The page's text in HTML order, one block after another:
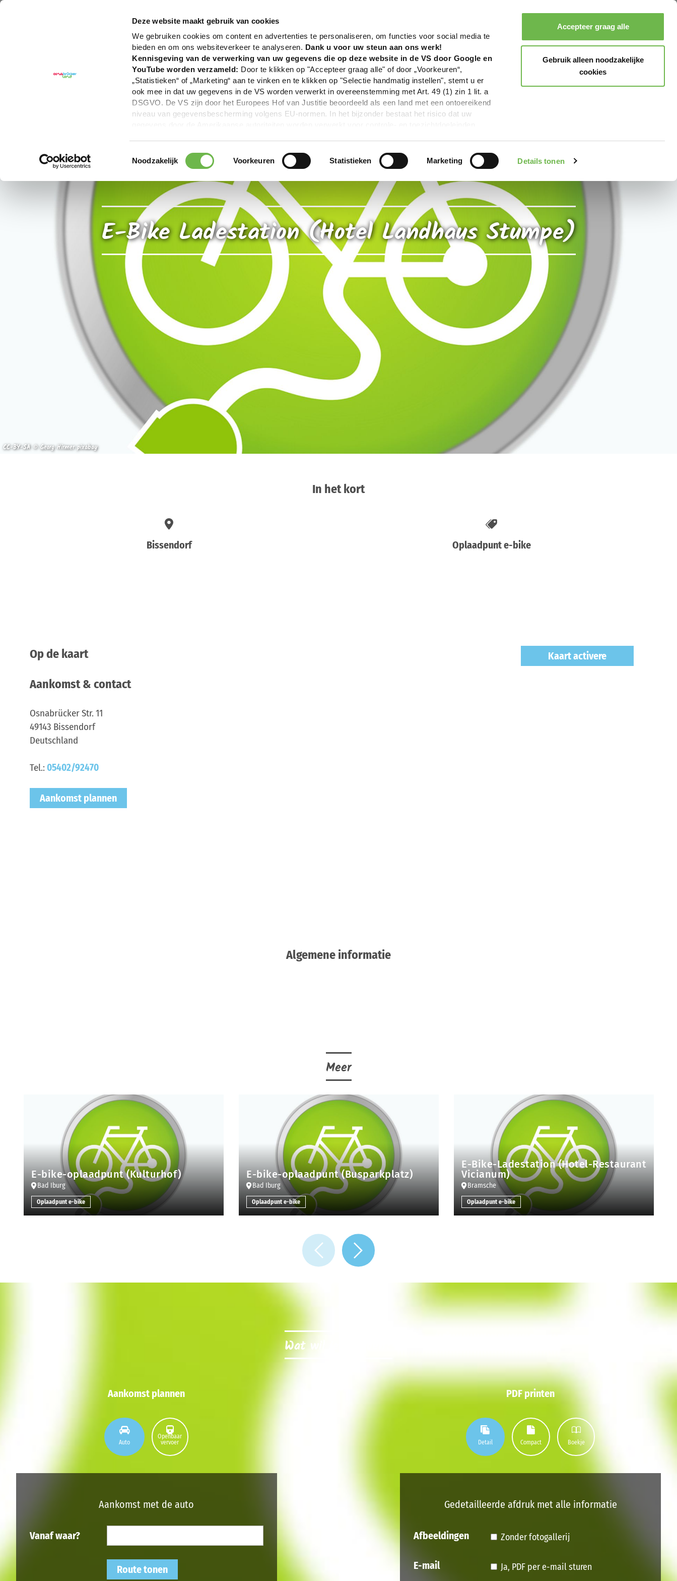
Deze website maakt gebruik van cookies
We gebruiken cookies om content en advertenties te personaliseren, om functies voor social media te
bieden en om ons websiteverkeer te analyseren. Dank u voor uw steun aan ons werk!
Kennisgeving van de verwerking van uw gegevens die op deze website in de VS door Google en
YouTube worden verzameld: Door te klikken op "Accepteer graag alle" of door „Voorkeuren“,
„Statistieken“ of „Marketing“ aan te vinken en te klikken op "Selectie handmatig instellen", stemt u er
ook mee in dat uw gegevens in de VS worden verwerkt in overeenstemming met Art. 49 (1) zin 1 lit. a
DSGVO. De VS zijn door het Europees Hof van Justitie beoordeeld als een land met een ontoereikend
niveau van gegevensbescherming volgens EU-normen. In het bijzonder bestaat het risico dat uw
overdracht niet plaatsvinden. Voor meer informatie, zie onze privacyverklaring.
We geven u hier graag meer gedetailleerde informatie:
|Impressum
Toestemmingsselectie
Noodzakelijk Voorkeuren Statistieken Marketing Details tonen
Accepteer graag alle
Gebruik alleen noodzakelijke
cookies
Boeken Menu
E-Bike Ladestation (Hotel Landhaus Stumpe)
CC-BY-SA © Georg Hirmer pixabay
In het kort
Bissendorf Oplaadpunt e-bike
Op de kaart
Aankomst & contact
Osnabrücker Str. 11
49143 Bissendorf
Deutschland
Tel.: 05402/92470
Aankomst plannen
Kaart activere
Algemene informatie
Meer
E-bike-oplaadpunt (Kulturhof)
Bad Iburg
Oplaadpunt e-bike
E-bike-oplaadpunt (Busparkplatz)
Bad Iburg
Oplaadpunt e-bike
E-Bike-Ladestation (Hotel-Restaurant
Vicianum)
Bramsche
Oplaadpunt e-bike
Wat wil je nu doen?
Aankomst plannen
Auto
Openbaar
vervoer
Aankomst met de auto
Vanaf waar?
Route tonen
PDF printen
Detail Compact Boekje
Gedetailleerde afdruk met alle informatie
Afbeeldingen Zonder fotogallerij
E-mail Ja, PDF per e-mail sturen